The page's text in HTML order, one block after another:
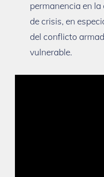
permanencia en
de crisis, en
del conflicto
vulnerable.